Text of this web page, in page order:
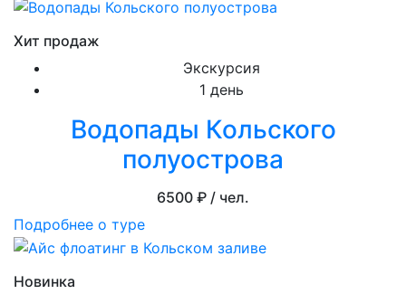
Хит продаж
Экскурсия
1 день
Водопады Кольского
полуострова
6500 ₽ / чел.
Подробнее о туре
Новинка